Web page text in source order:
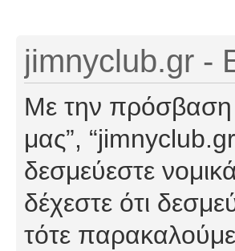
jimnyclub.gr -
Με την πρόσβαση
μας”,
δεσμεύεστε
δέχεστε ότι
τότε